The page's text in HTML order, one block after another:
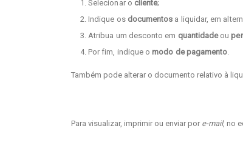
Selecionar o cliente;
Indique os documentos a liquidar, em
Atribua um desconto em quantidadeou
Por fim, indique omodo de pagamento.
Também pode alterar o documento relativo à
Para visualizar, imprimir ou enviar por e-mail, no